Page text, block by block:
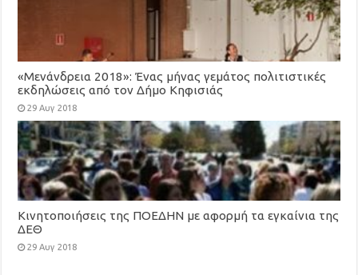
«Μενάνδρεια 2018»: Ένας μήνας γεμάτος πολιτιστικές
εκδηλώσεις από τον Δήμο Κηφισιάς
29 Αυγ 2018
Κινητοποιήσεις της ΠΟΕΔΗΝ με αφορμή τα εγκαίνια της
ΔΕΘ
29 Αυγ 2018